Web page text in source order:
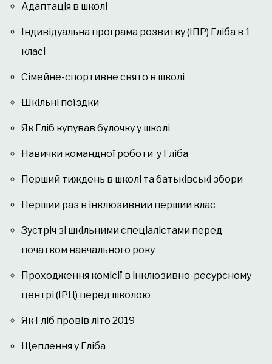
Адаптація в школі
Індивідуальна програма розвитку (ІПР) Гліба в 1
класі
Сімейне-спортивне свято в школі
Шкільні поїздки
Як Гліб купував булочку у школі
Навички командної роботи у Гліба
Перший тиждень в школі та батьківські збори
Перший раз в інклюзивний перший клас
Зустріч зі шкільними спеціалістами перед
початком навчального року
Проходження комісії в інклюзивно-ресурсному
центрі (ІРЦ) перед школою
Як Гліб провів літо 2019
Щеплення у Гліба